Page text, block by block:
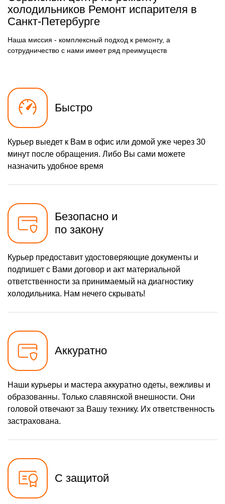
Замена электросхемы
590 р
Замена нагревателя
оттайки
500 р
холодильников Ремонт испарителя в
Санкт-Петербурге
Наша миссия - комплексный подход к ремонту, а
сотрудничество с нами имеет ряд преимуществ
Быстро
Курьер выедет к Вам в офис или домой уже через 30
минут после обращения. Либо Вы сами можете
назначить удобное время
Безопасно и
по закону
Курьер предоставит удостоверяющие документы и
подпишет с Вами договор и акт материальной
ответственности за принимаемый на диагностику
холодильника. Нам нечего скрывать!
Аккуратно
Наши курьеры и мастера аккуратно одеты, вежливы и
образованны. Только славянской внешности. Они
головой отвечают за Вашу технику. Их ответственность
застрахована.
С защитой